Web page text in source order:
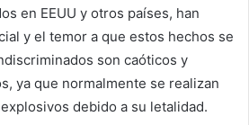
en EEUU y otros países, han
y el temor a que estos hechos se
son caóticos y
ya que normalmente se realizan
debido a su letalidad.